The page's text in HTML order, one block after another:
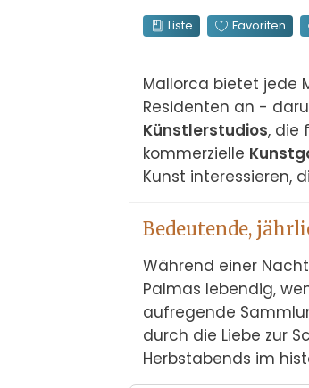
Liste Favoriten
Mallorca bietet jede
Residenten an -
Künstlerstudios, die
kommerzielle
Kunst interessieren,
Bedeutende,
Während einer
Palmas lebendig,
aufregende
durch die Liebe zur
Herbstabends im